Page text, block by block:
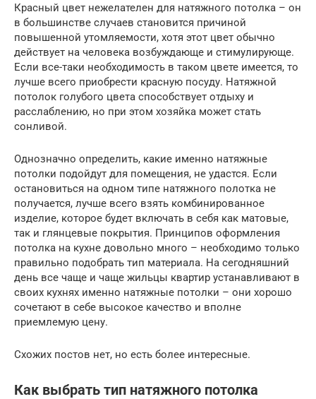
Красный цвет нежелателен для натяжного потолка – он
в большинстве случаев становится причиной
повышенной утомляемости, хотя этот цвет обычно
действует на человека возбуждающе и стимулирующе.
Если все-таки необходимость в таком цвете имеется, то
лучше всего приобрести красную посуду. Натяжной
потолок голубого цвета способствует отдыху и
расслаблению, но при этом хозяйка может стать
сонливой.
Однозначно определить, какие именно натяжные
потолки подойдут для помещения, не удастся. Если
остановиться на одном типе натяжного полотка не
получается, лучше всего взять комбинированное
изделие, которое будет включать в себя как матовые,
так и глянцевые покрытия. Принципов оформления
потолка на кухне довольно много – необходимо только
правильно подобрать тип материала. На сегодняшний
день все чаще и чаще жильцы квартир устанавливают в
своих кухнях именно натяжные потолки – они хорошо
сочетают в себе высокое качество и вполне
приемлемую цену.
Схожих постов нет, но есть более интересные.
Как выбрать тип натяжного потолка